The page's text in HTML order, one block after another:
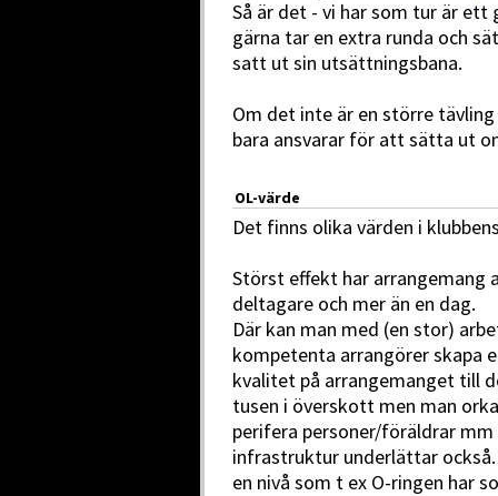
Så är det - vi har som tur är
gärna tar en extra runda och
satt ut sin utsättningsbana.
Om det inte är en större
bara ansvarar för att sätta ut
OL-värde
Det finns olika värden i
Störst effekt har arrangemang
deltagare och mer än en dag.
Där kan man med (en stor)
kompetenta arrangörer
kvalitet på arrangemanget till
tusen i överskott men man
perifera personer/föräldrar
infrastruktur underlättar
en nivå som t ex O-ringen har